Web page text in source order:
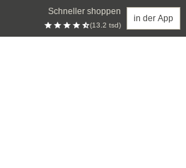
Schneller shoppen
(13.2 tsd)
in der App